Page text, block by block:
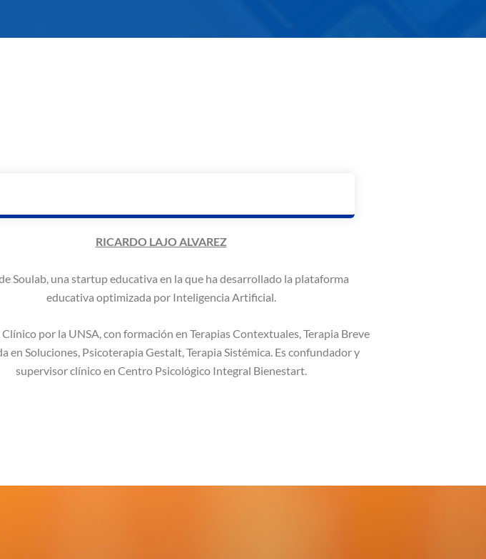
RICARDO LAJO ALVAREZ
Soulab , una startup educativa en la que ha desarrollado la plataforma
educativa optimizada por Inteligencia Artificial.
por la UNSA, con formación en Terapias Contextuales, Terapia Breve
en Soluciones, Psicoterapia Gestalt, Terapia Sistémica. Es confundador y
supervisor clínico en Centro Psicológico Integral Bienestart.